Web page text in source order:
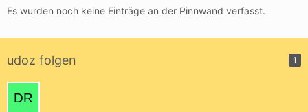
Es wurden noch keine Einträge an der Pinnwand verfasst.
udoz folgen 1